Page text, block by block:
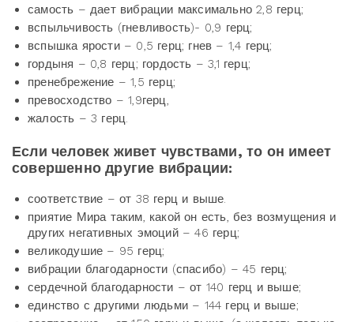
самость – дает вибрации максимально 2,8 герц;
вспыльчивость (гневливость)- 0,9 герц;
вспышка ярости – 0,5 герц; гнев – 1,4 герц;
гордыня – 0,8 герц; гордость – 3,1 герц;
пренебрежение – 1,5 герц;
превосходство – 1,9герц,
жалость – 3 герц.
Если человек живет чувствами, то он имеет
совершенно другие вибрации:
соответствие – от 38 герц и выше.
приятие Мира таким, какой он есть, без возмущения и
других негативных эмоций – 46 герц;
великодушие – 95 герц;
вибрации благодарности (спасибо) – 45 герц;
сердечной благодарности – от 140 герц и выше;
единство с другими людьми – 144 герц и выше;